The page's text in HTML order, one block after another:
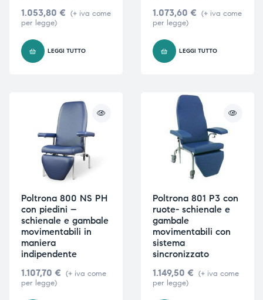
1.053,80 € (+ iva come
per legge)
LEGGI TUTTO
1.073,60 € (+ iva come
per legge)
LEGGI TUTTO
Poltrona 800 NS PH
con piedini –
schienale e gambale
movimentabili in
maniera
indipendente
1.107,70 € (+ iva come
per legge)
Poltrona 801 P3 con
ruote- schienale e
gambale
movimentabili con
sistema
sincronizzato
1.149,50 € (+ iva come
per legge)